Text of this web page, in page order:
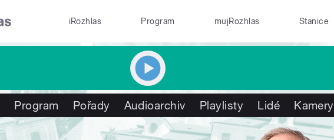
iRozhlas Program mujRozhlas Stanice
Program Pořady Audioarchiv Playlisty Lidé Kamery